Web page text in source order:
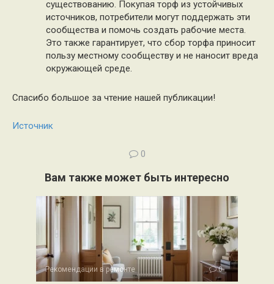
существованию. Покупая торф из устойчивых
источников, потребители могут поддержать эти
сообщества и помочь создать рабочие места.
Это также гарантирует, что сбор торфа приносит
пользу местному сообществу и не наносит вреда
окружающей среде.
Спасибо большое за чтение нашей публикации!
Источник
0
Вам также может быть интересно
Рекомендации в ремонте 0